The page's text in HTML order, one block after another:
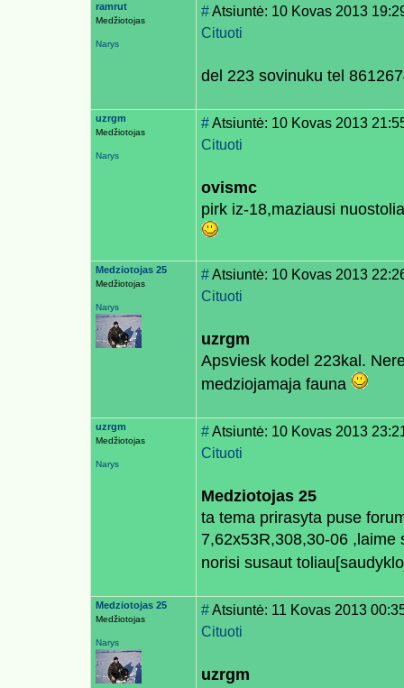
ramrut
Medžiotojas
Narys
#Atsiuntė: 10 Kovas 2013
Cituoti
del 223 sovinuku tel
uzrgm
Medžiotojas
Narys
#Atsiuntė: 10 Kovas 2013
Cituoti
ovismc
pirk iz-18,maziausi
Medziotojas 25
Medžiotojas
Narys
#Atsiuntė: 10 Kovas 2013
Cituoti
uzrgm
Apsviesk kodel 223kal.
medziojamaja fauna
uzrgm
Medžiotojas
Narys
#Atsiuntė: 10 Kovas 2013
Cituoti
Medziotojas 25
ta tema prirasyta puse
7,62x53R,308,30-06
norisi susaut
Medziotojas 25
Medžiotojas
Narys
#Atsiuntė: 11 Kovas 2013
Cituoti
uzrgm